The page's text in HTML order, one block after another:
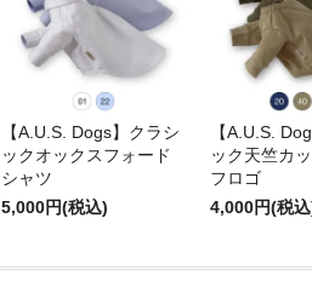
【A.U.S. Dogs】クラシ
ックオックスフォード
シャツ
5,000円(税込)
【A.U.S.
ック天竺カ
フロゴ
4,000円(税